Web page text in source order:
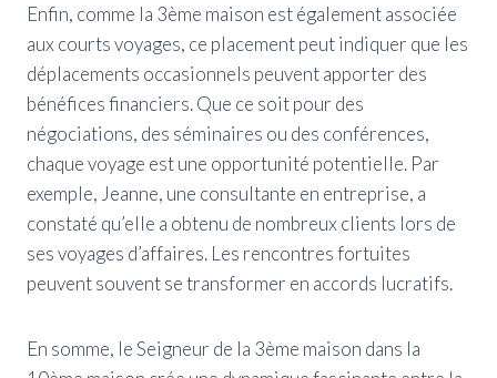
Enfin, comme la 3ème maison est également associée
aux courts voyages, ce placement peut indiquer que les
déplacements occasionnels peuvent apporter des
bénéfices financiers. Que ce soit pour des
négociations, des séminaires ou des conférences,
chaque voyage est une opportunité potentielle. Par
exemple, Jeanne, une consultante en entreprise, a
constaté qu’elle a obtenu de nombreux clients lors de
ses voyages d’affaires. Les rencontres fortuites
peuvent souvent se transformer en accords lucratifs.
En somme, le Seigneur de la 3ème maison dans la